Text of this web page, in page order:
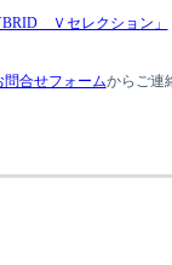
Ｖセレクション」
問合せフォームからご連